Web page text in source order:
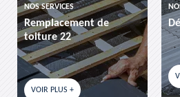
de
22
PLUS +
NOS SERVICES
VOIR PLUS +